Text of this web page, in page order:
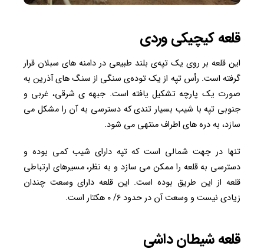
قلعه کیچیکی‌ وردی
این قلعه بر روی یک تپه‌ی بلند طبیعی در دامنه های سبلان قرار
گرفته است. رأس تپه از یک توده‌ی سنگی از سنگ های آذرین به
صورت یک پارچه تشکیل یافته است. جبهه ی شرقی، غربی و
جنوبی تپه با شیب بسیار تندی که دسترسی به آن را مشکل می
سازد، به دره های اطراف منتهی می شود.
تنها در جهت شمالی است که تپه دارای شیب کمی بوده و
دسترسی به قلعه را ممکن می سازد و به نظر، مسیرهای ارتباطی
قلعه از این طریق بوده است. این قلعه دارای وسعت چندان
زیادی نیست و وسعت آن در حدود ۶/ ۰ هکتار است.
قلعه شیطان داشی